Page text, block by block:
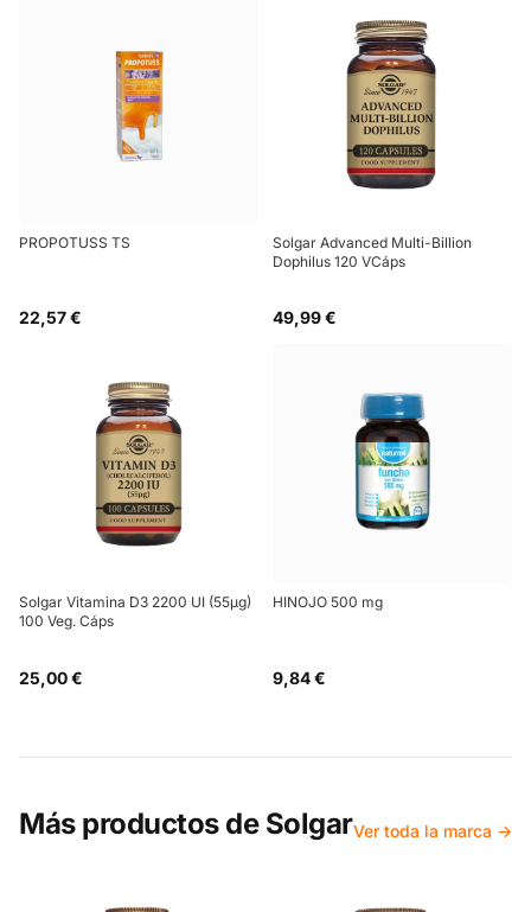
PROPOTUSS TS
22,57 €
Solgar Advanced Multi-Billion
Dophilus 120 VCáps
49,99 €
Solgar Vitamina D3 2200 UI (55µg)
100 Veg. Cáps
25,00 €
HINOJO 500 mg
9,84 €
Más productos de SolgarVer toda la marca →